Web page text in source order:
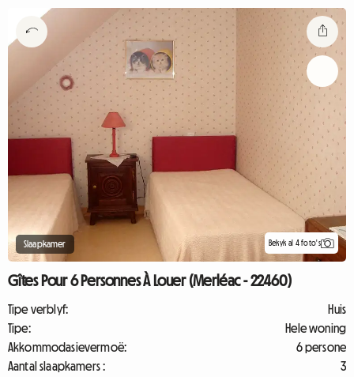
Slaapkamer Bekyk al 4 foto's
Gîtes Pour 6 Personnes À Louer (Merléac - 22460)
Tipe verblyf:
Huis
Tipe:
Hele woning
Akkommodasievermoë:
6 persone
Aantal slaapkamers :
3